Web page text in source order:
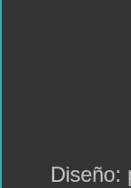
Diseño: